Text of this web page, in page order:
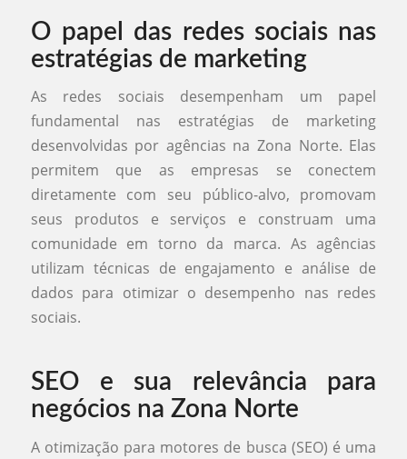
O papel das redes sociais nas
estratégias de marketing
As redes sociais desempenham um papel
fundamental nas estratégias de marketing
desenvolvidas por agências na Zona Norte. Elas
permitem que as empresas se conectem
diretamente com seu público-alvo, promovam
seus produtos e serviços e construam uma
comunidade em torno da marca. As agências
utilizam técnicas de engajamento e análise de
dados para otimizar o desempenho nas redes
sociais.
SEO e sua relevância para
negócios na Zona Norte
A otimização para motores de busca (SEO) é uma